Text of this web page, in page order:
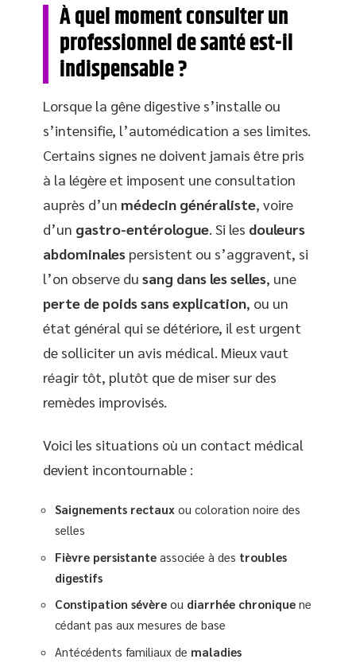
À quel moment consulter un
professionnel de santé est-il
indispensable ?
Lorsque la gêne digestive s’installe ou
s’intensifie, l’automédication a ses limites.
Certains signes ne doivent jamais être pris
à la légère et imposent une consultation
auprès d’un médecin généraliste, voire
d’un gastro-entérologue. Si les douleurs
abdominales persistent ou s’aggravent, si
l’on observe du sang dans les selles, une
perte de poids sans explication, ou un
état général qui se détériore, il est urgent
de solliciter un avis médical. Mieux vaut
réagir tôt, plutôt que de miser sur des
remèdes improvisés.
Voici les situations où un contact médical
devient incontournable :
Saignements rectaux ou coloration noire des
selles
Fièvre persistante associée à des troubles
digestifs
Constipation sévère ou diarrhée chronique ne
cédant pas aux mesures de base
Antécédents familiaux de maladies